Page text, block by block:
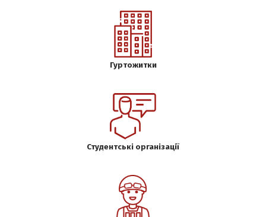
Гуртожитки
Студентські організації